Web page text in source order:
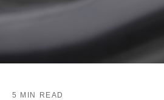
5 MIN READ